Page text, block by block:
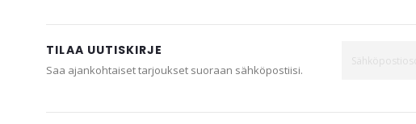
TILAA UUTISKIRJE
Saa ajankohtaiset tarjoukset suoraan sähköpostiisi.